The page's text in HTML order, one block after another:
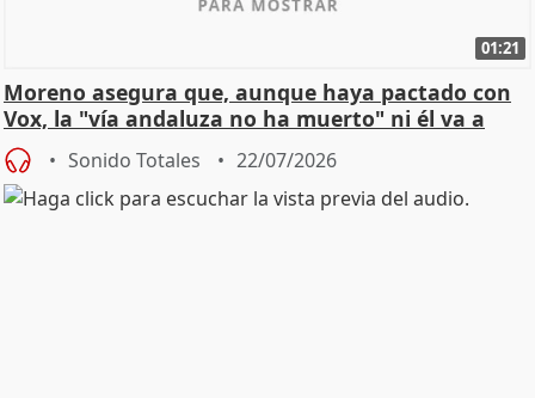
01:21
Moreno asegura que, aunque haya pactado con
Vox, la "vía andaluza no ha muerto" ni él va a
"cambiar"
Sonido Totales 22/07/2026